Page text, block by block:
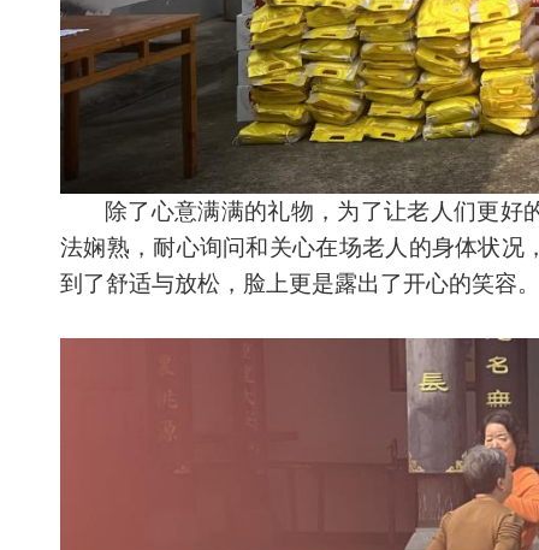
除了心意满满的礼物，为了让老人们更
法娴熟，耐心询问和关心在场老人的身体状
到了舒适与放松，脸上更是露出了开心的笑容。